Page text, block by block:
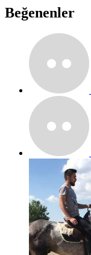
Beğenenler